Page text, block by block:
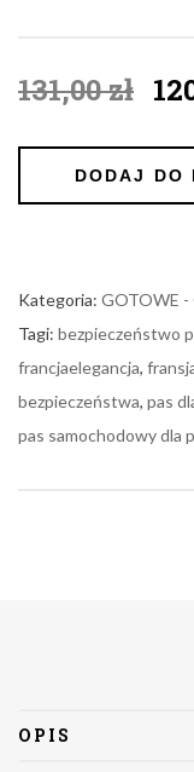
131,00zł
DODAJ DO
Kategoria: GOTOWE -
Tagi: bezpieczeństwo
francjaelegancja,
bezpieczeństwa, pas
pas samochodowy dla
OPIS